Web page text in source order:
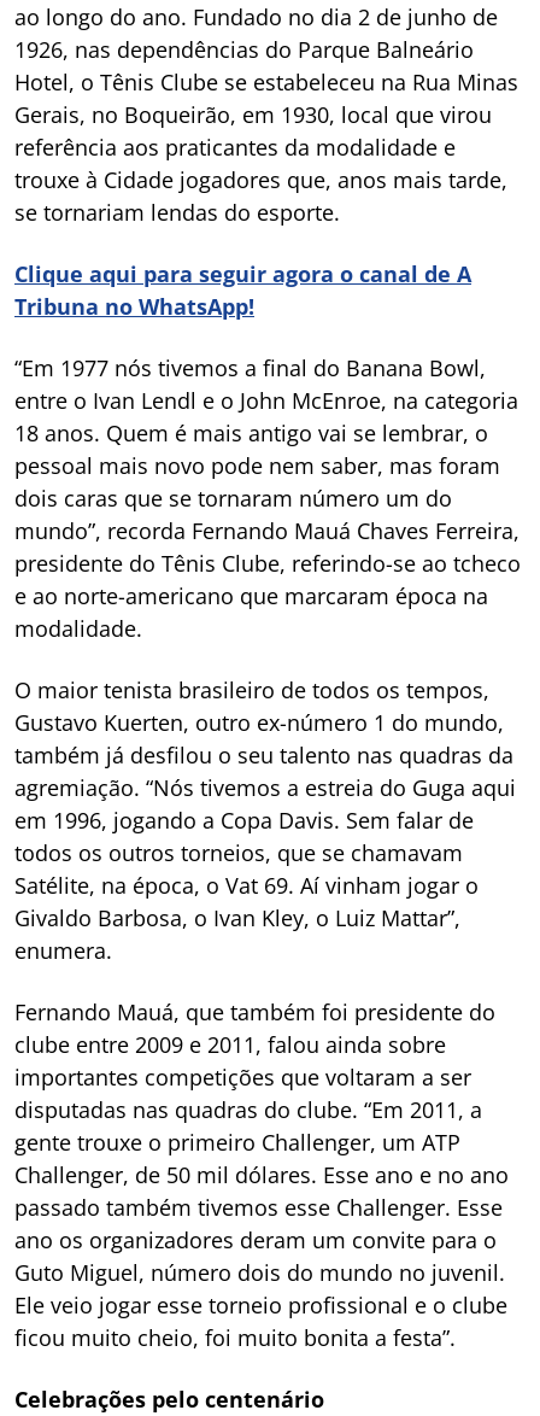
ao longo do ano. Fundado no dia 2 de junho de
1926, nas dependências do Parque Balneário
Hotel, o Tênis Clube se estabeleceu na Rua Minas
Gerais, no Boqueirão, em 1930, local que virou
referência aos praticantes da modalidade e
trouxe à Cidade jogadores que, anos mais tarde,
se tornariam lendas do esporte.
Clique aqui para seguir agora o canal de A
Tribuna no WhatsApp!
“Em 1977 nós tivemos a final do Banana Bowl,
entre o Ivan Lendl e o John McEnroe, na categoria
18 anos. Quem é mais antigo vai se lembrar, o
pessoal mais novo pode nem saber, mas foram
dois caras que se tornaram número um do
mundo”, recorda Fernando Mauá Chaves Ferreira,
presidente do Tênis Clube, referindo-se ao tcheco
e ao norte-americano que marcaram época na
modalidade.
O maior tenista brasileiro de todos os tempos,
Gustavo Kuerten, outro ex-número 1 do mundo,
também já desfilou o seu talento nas quadras da
agremiação. “Nós tivemos a estreia do Guga aqui
em 1996, jogando a Copa Davis. Sem falar de
todos os outros torneios, que se chamavam
Satélite, na época, o Vat 69. Aí vinham jogar o
Givaldo Barbosa, o Ivan Kley, o Luiz Mattar”,
enumera.
Fernando Mauá, que também foi presidente do
clube entre 2009 e 2011, falou ainda sobre
importantes competições que voltaram a ser
disputadas nas quadras do clube. “Em 2011, a
gente trouxe o primeiro Challenger, um ATP
Challenger, de 50 mil dólares. Esse ano e no ano
passado também tivemos esse Challenger. Esse
ano os organizadores deram um convite para o
Guto Miguel, número dois do mundo no juvenil.
Ele veio jogar esse torneio profissional e o clube
ficou muito cheio, foi muito bonita a festa”.
Celebrações pelo centenário